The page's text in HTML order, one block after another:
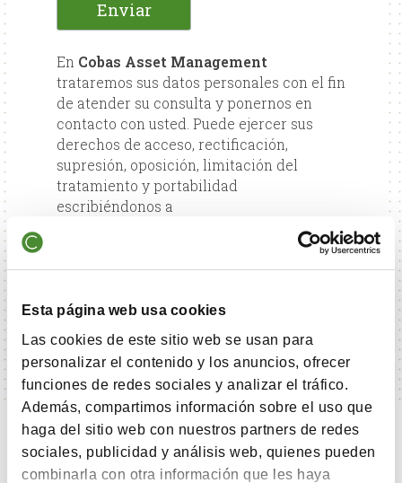
Esta página web usa cookies
Las cookies de este sitio web se usan para
personalizar el contenido y los anuncios, ofrecer
funciones de redes sociales y analizar el tráfico.
Además, compartimos información sobre el uso que
haga del sitio web con nuestros partners de redes
sociales, publicidad y análisis web, quienes pueden
combinarla con otra información que les haya
En Cobas Asset Management
trataremos sus datos personales con el fin
de atender su consulta y ponernos en
contacto con usted. Puede ejercer sus
derechos de acceso, rectificación,
supresión, oposición, limitación del
tratamiento y portabilidad
escribiéndonos a
Privacidad